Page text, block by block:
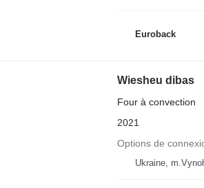
Euroback
Wiesheu dibas
Four à convection
2021
Options de
Ukraine,